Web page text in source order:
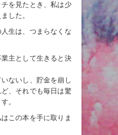
を見たとき、私は少
した。
生は、つまらなくな
主として生きると決
ないし、貯金を崩し
、それでも毎日は驚
。
この本を手に取りま